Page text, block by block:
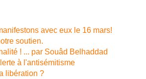
avec eux le 16 mars!
soutien.
! ... par Souâd Belhaddad
à l'antisémitisme
libération ?